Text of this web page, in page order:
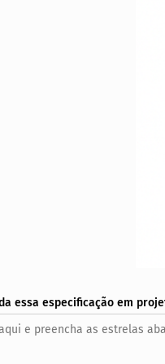
essa especificação em